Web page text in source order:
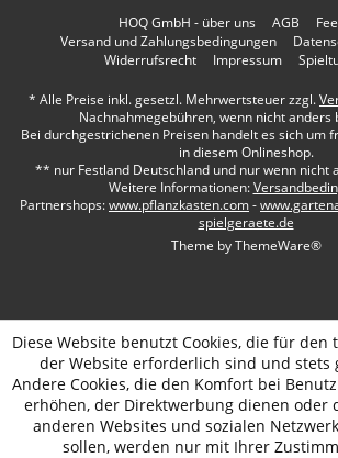
HOQ GmbH - über uns AGB
Versand und Zahlungsbedingungen
Widerrufsrecht
Impressum
* Alle Preise inkl. gesetzl. Mehrwertsteuer zzgl.
Nachnahmegebühren, wenn nicht anders
Bei durchgestrichenen Preisen handelt es sich um
in diesem Onlineshop.
** nur Festland Deutschland und nur wenn nicht
Weitere Informationen:
Partnershops:www.pflanzkasten.com-
spielgeraete.de
Theme byThemeWare®
Diese Website benutzt Cookies, die für den
der Website erforderlich sind und stets
Andere Cookies, die den Komfort bei
erhöhen, der Direktwerbung dienen oder
anderen Websites und sozialen
sollen, werden nur mit Ihrer